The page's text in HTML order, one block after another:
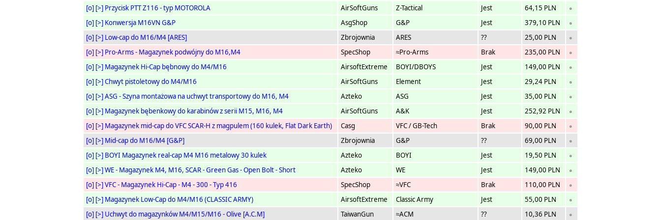
[o] [>] Przycisk PTT Z116 - typ MOTOROLA AirSoftGuns Z-Tactical Jest 64,15 PLN
∘
[o] [>] Konwersja M16VN G&P AsgShop G&P Jest 379,10 PLN
∘
[o] [>] Low-cap do M16/M4 [ARES] Zbrojownia ARES ?? 25,00 PLN
∘
[o] [>] Pro-Arms - Magazynek podwójny do M16,M4 SpecShop ≈Pro-Arms Brak 235,00 PLN
∘
[o] [>] Magazynek Hi-Cap bębnowy do M4/M16 AirsoftExtreme BOYI/DBOYS Jest 149,00 PLN
∘
[o] [>]Chwyt pistoletowy do M4/M16 AirSoftGuns Element Jest 29,24 PLN
∘
[o] [>]ASG - Szyna montażowa na uchwyt transportowy do M16, M4 Azteko ASG Jest 35,00 PLN
∘
[o] [>] Magazynek bębenkowy do karabinów z serii M15, M16, M4 AirSoftGuns A&K Jest 252,92 PLN
∘
[o] [>] Magazynek mid-cap do VFC SCAR-H z magpulem (160 kulek, Flat Dark Earth) Casg VFC / GB-Tech Brak 90,00 PLN
∘
[o] [>] Mid-cap do M16/M4 [G&P] Zbrojownia G&P ?? 69,00 PLN
∘
[o] [>] BOYI Magazynek real-cap M4 M16 metalowy 30 kulek Azteko BOYI Jest 19,50 PLN
∘
[o] [>]WE - Magazynek M4, M16, SCAR - Green Gas - Open Bolt - Short Azteko WE Jest 149,00 PLN
∘
[o] [>]VFC - Magazynek Hi-Cap - M4 - 300 - Typ 416 SpecShop ≈VFC Brak 110,00 PLN
∘
[o] [>] Magazynek Low-Cap do M4/M16 (CLASSIC ARMY) AirsoftExtreme Classic Army Jest 55,00 PLN
∘
[o] [>] Uchwyt do magazynków M4/M15/M16 - Olive [A.C.M] TaiwanGun ≈ACM ?? 10,36 PLN ∘